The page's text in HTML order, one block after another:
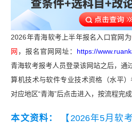
2026年青海软考上半年报名入口官网为
网 ，报名官网网址： https://
青海软考报考人员登录该网站之后，通
算机技术与软件专业技术资格（水平
对应地区“青海”后点击进入，按流程完成
本文资料：
【2026年5月软